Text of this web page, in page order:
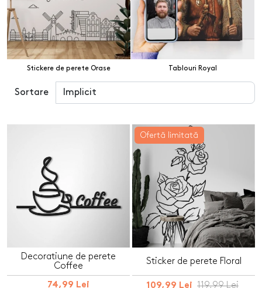
Stickere de perete Orase Tablouri Royal
Sortare
Decoratiune de perete
Coffee
74,99 Lei
Ofertă limitată
Sticker de perete Floral
109,99 Lei 119,99 Lei